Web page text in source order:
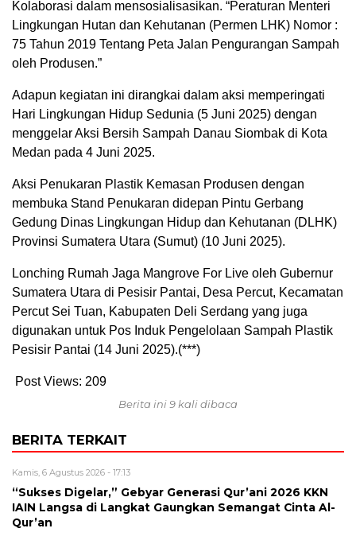
Kolaborasi dalam mensosialisasikan. “Peraturan Menteri
Lingkungan Hutan dan Kehutanan (Permen LHK) Nomor :
75 Tahun 2019 Tentang Peta Jalan Pengurangan Sampah
oleh Produsen.”
Adapun kegiatan ini dirangkai dalam aksi memperingati
Hari Lingkungan Hidup Sedunia (5 Juni 2025) dengan
menggelar Aksi Bersih Sampah Danau Siombak di Kota
Medan pada 4 Juni 2025.
Aksi Penukaran Plastik Kemasan Produsen dengan
membuka Stand Penukaran didepan Pintu Gerbang
Gedung Dinas Lingkungan Hidup dan Kehutanan (DLHK)
Provinsi Sumatera Utara (Sumut) (10 Juni 2025).
Lonching Rumah Jaga Mangrove For Live oleh Gubernur
Sumatera Utara di Pesisir Pantai, Desa Percut, Kecamatan
Percut Sei Tuan, Kabupaten Deli Serdang yang juga
digunakan untuk Pos Induk Pengelolaan Sampah Plastik
Pesisir Pantai (14 Juni 2025).(***)
Post Views: 209
Berita ini 9 kali dibaca
BERITA TERKAIT
Kamis, 6 Agustus 2026 - 17:13
“Sukses Digelar,” Gebyar Generasi Qur’ani 2026 KKN
IAIN Langsa di Langkat Gaungkan Semangat Cinta Al-
Qur’an